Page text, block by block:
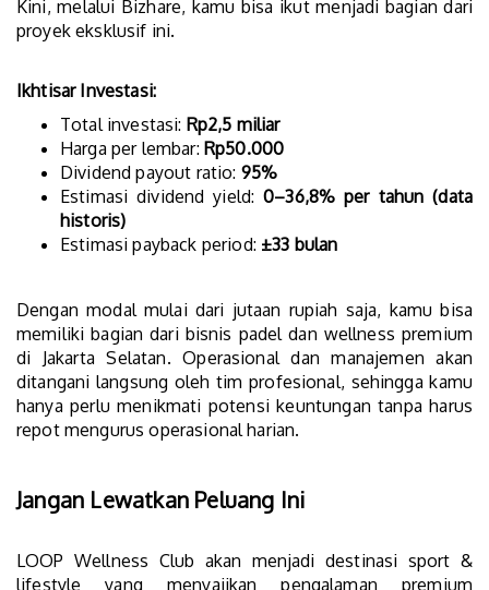
Kini, melalui Bizhare, kamu bisa ikut menjadi bagian dari
proyek eksklusif ini.
Ikhtisar Investasi:
Total investasi: Rp2,5 miliar
Harga per lembar: Rp50.000
Dividend payout ratio: 95%
Estimasi dividend yield:0–36,8% per tahun (data
historis)
Estimasi payback period: ±33 bulan
Dengan modal mulai dari jutaan rupiah saja, kamu bisa
memiliki bagian dari bisnis padel dan wellness premium
di Jakarta Selatan. Operasional dan manajemen akan
ditangani langsung oleh tim profesional, sehingga kamu
hanya perlu menikmati potensi keuntungan tanpa harus
repot mengurus operasional harian.
Jangan Lewatkan Peluang Ini
LOOP Wellness Club akan menjadi destinasi sport &
lifestyle yang menyajikan pengalaman premium